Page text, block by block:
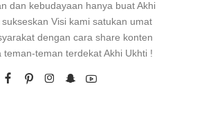
dan kebudayaan hanya buat Akhi
Visi kami satukan umat
dengan cara share konten
teman-teman terdekat Akhi Ukhti !